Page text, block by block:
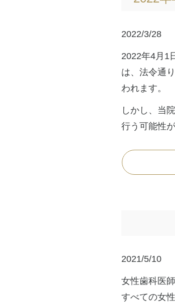
2022/3/28
2022年4月1
は、法令通
われます。
しかし、当
行う可能性
2021/5/10
女性歯科医
すべての女